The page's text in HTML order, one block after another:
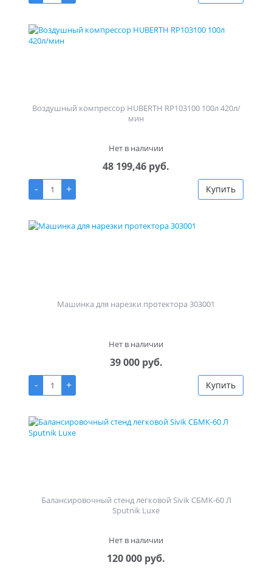
Воздушный компрессор HUBERTH RP103100 100л 420л/
мин
Нет в наличии
48 199,46 руб.
-
+ Купить
Машинка для нарезки протектора 303001
Нет в наличии
39 000 руб.
-
+ Купить
Балансировочный стенд легковой Sivik СБМК-60 Л
Sputnik Luxe
Нет в наличии
120 000 руб.